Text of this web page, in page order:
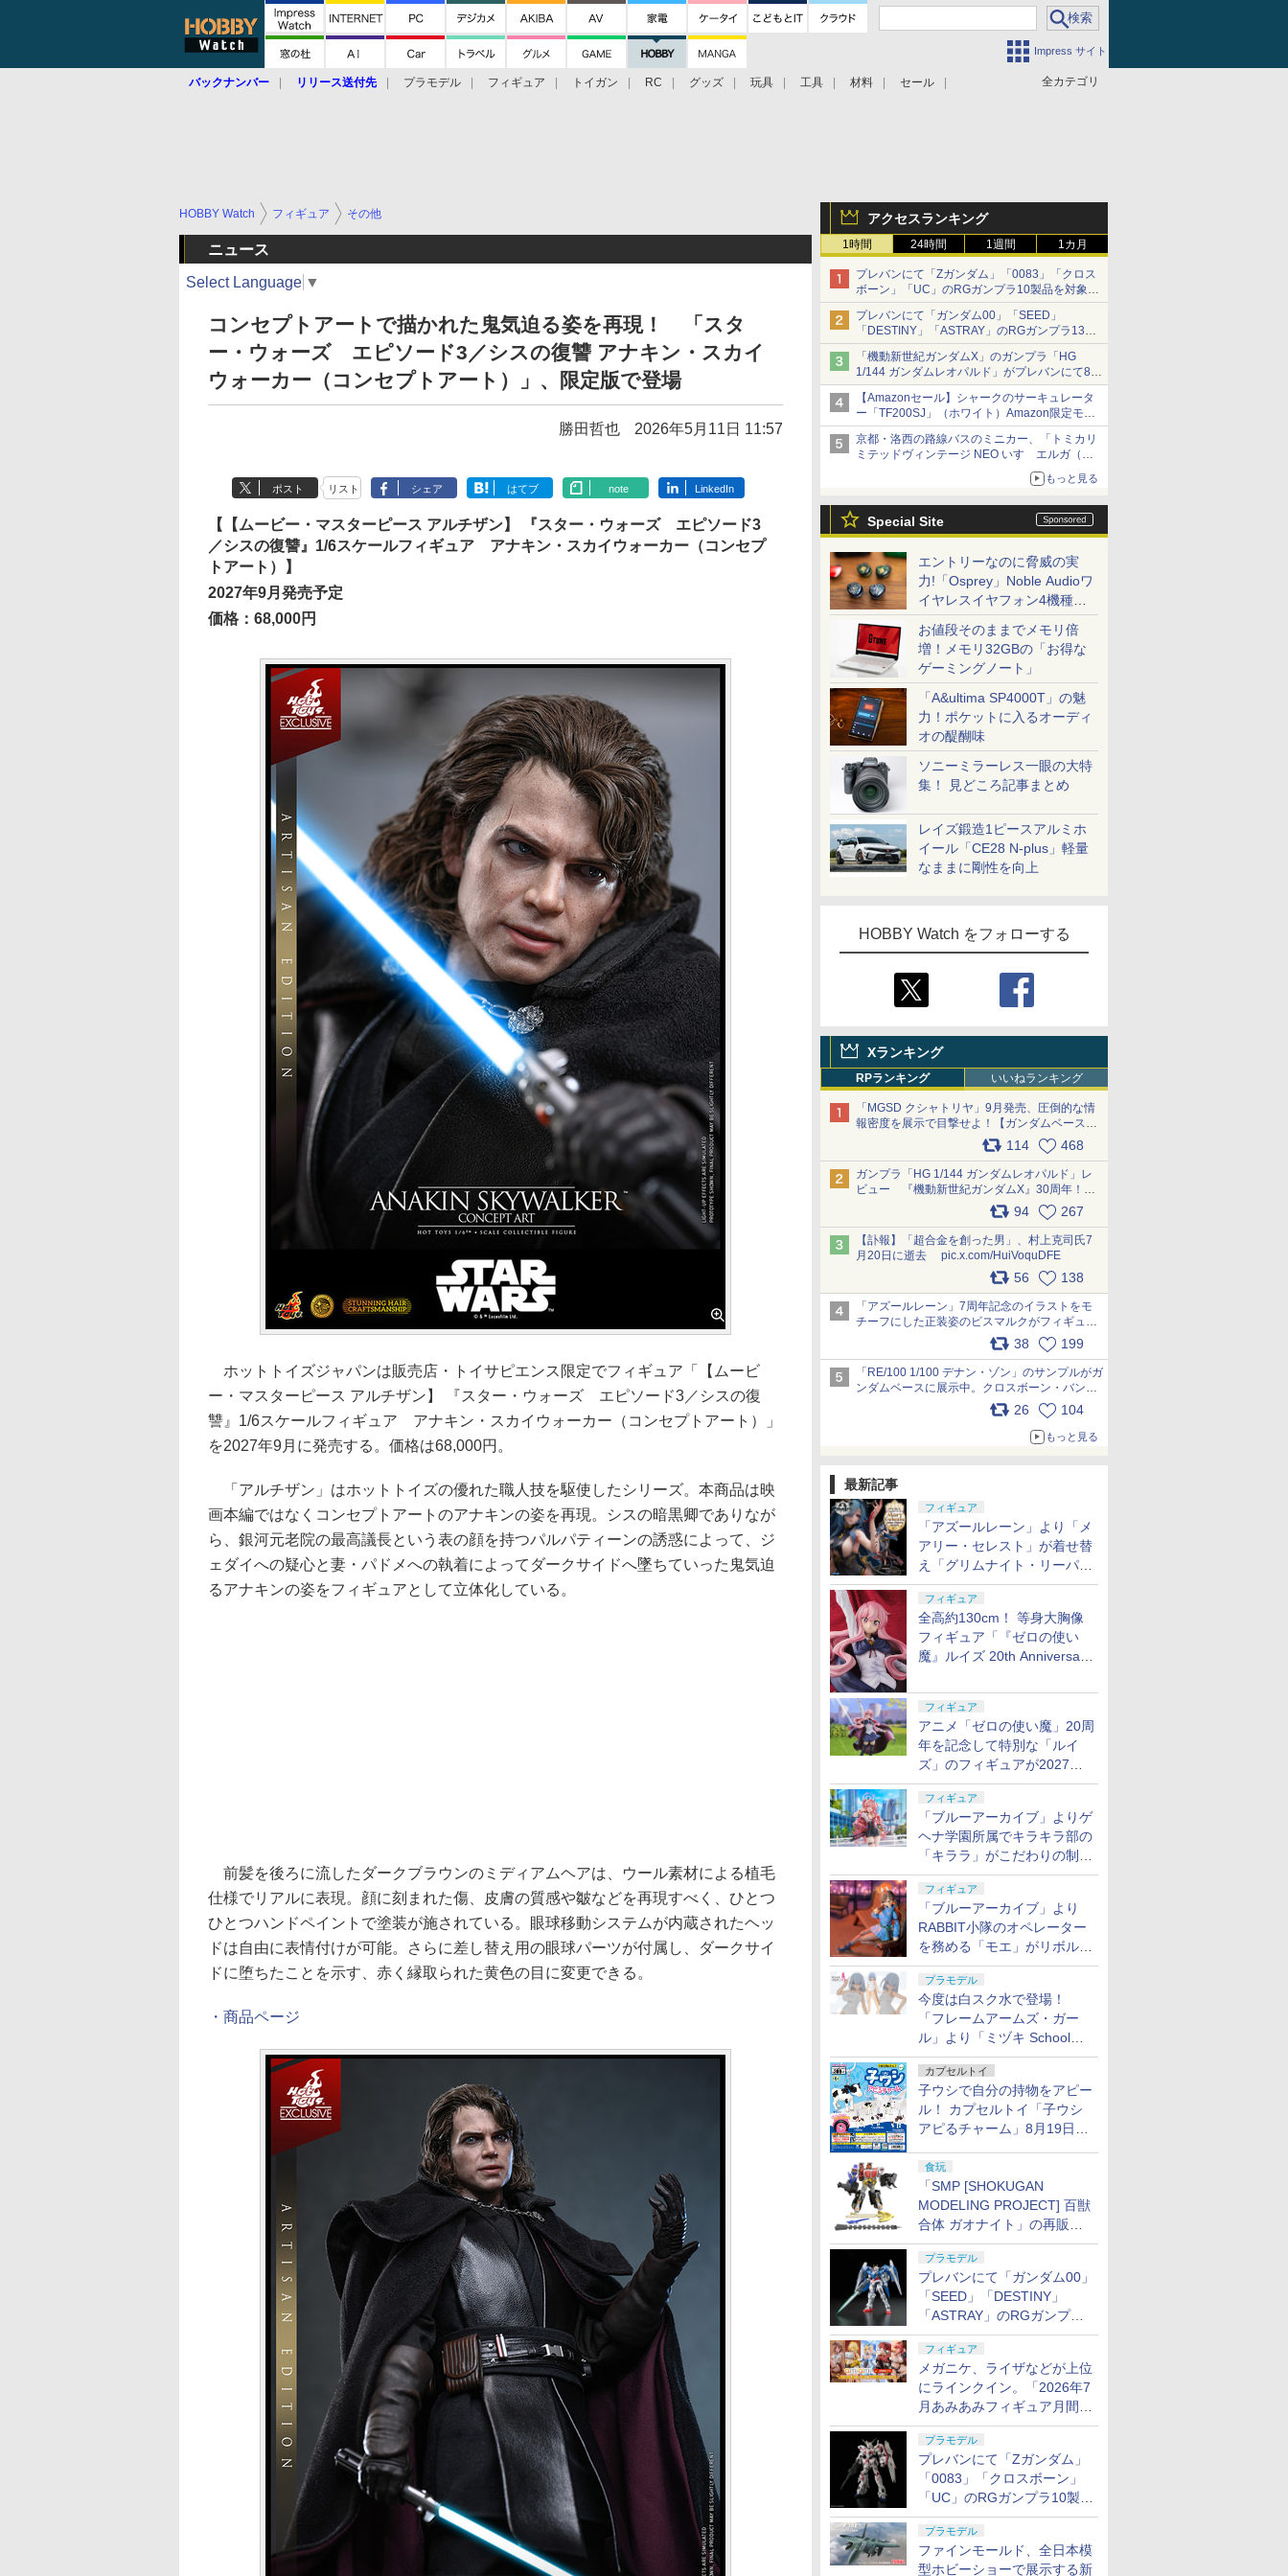
Impress サイト
全カテゴリ
バックナンバー リリース送付先 プラモデル フィギュア トイガン RC グッズ 玩具 工具 材料 セール
アクセスランキング
1時間 24時間 1週間 1カ月
プレバンにて「Zガンダム」「0083」「クロス
ボーン」「UC」のRGガンプラ10製品を対象に
した抽選販売が8月10日11時より実施！
プレバンにて「ガンダム00」「SEED」
「DESTINY」「ASTRAY」のRGガンプラ13製
品を対象にした抽選販売が8月17日11時より実
施！
「機動新世紀ガンダムX」のガンプラ「HG
1/144 ガンダムレオパルド」がプレバンにて8月
10日12時より抽選販売実施！
【Amazonセール】シャークのサーキュレータ
ー「TF200SJ」（ホワイト）Amazon限定モデ
ルがお買い得
京都・洛西の路線バスのミニカー、「トミカリ
ミテッドヴィンテージ NEO いすゞエルガ（ヤ
もっと見る
Special Site
エントリーなのに脅威の実
力!「Osprey」Noble Audioワ
イヤレスイヤフォン4機種を
一気に聴く
お値段そのままでメモリ倍
増！メモリ32GBの「お得な
ゲーミングノート」
「A&ultima SP4000T」の魅
力！ポケットに入るオーディ
オの醍醐味
ソニーミラーレス一眼の大特
集！ 見どころ記事まとめ
レイズ鍛造1ピースアルミホ
イール「CE28 N-plus」軽量
なままに剛性を向上
HOBBY Watch をフォローする
Xランキング
RPランキング いいねランキング
「MGSD クシャトリヤ」9月発売、圧倒的な情
報密度を展示で目撃せよ！【ガンダムベース撮
り下ろし】 pic.x.com/3rPjsfk7qZ
114 468
ガンプラ「HG 1/144 ガンダムレオパルド」レ
ビュー 『機動新世紀ガンダムX』30周年！イ
ンナーアームガトリングの変形機構まで再現し
最新フォーマットでキット化！
pic.x.com/nszPIDTpbg
94 267
【訃報】「超合金を創った男」、村上克司氏7
月20日に逝去 pic.x.com/HuiVoquDFE
56 138
「アズールレーン」7周年記念のイラストをモ
チーフにした正装姿のビスマルクがフィギュア
化。予約受付開始 威厳と気品が同居する特別
なビスマルクを1/7スケールで再現
pic.x.com/gJ9KRxhNek
38 199
「RE/100 1/100 デナン・ゾン」のサンプルがガ
ンダムベースに展示中。クロスボーン・バンガ
ードの制式量産機が間もなく発送【ガンダムベ
ース撮り下ろし】 pic.x.com/vnBRChJL6B
26 104
もっと見る
最新記事
フィギュア
「アズールレーン」より「メ
アリー・セレスト」が着せ替
え「グリムナイト・リーパ
ー」の姿で1/6スケールフィ
ギュア化
フィギュア
全高約130cm！ 等身大胸像
フィギュア「『ゼロの使い
魔』ルイズ 20th Anniversary
10日より予約開始
フィギュア
アニメ「ゼロの使い魔」20周
年を記念して特別な「ルイ
ズ」のフィギュアが2027年2
月発売！
フィギュア
「ブルーアーカイブ」よりゲ
ヘナ学園所属でキラキラ部の
「キララ」がこだわりの制服
姿で1/7スケールフィギュア
化！
フィギュア
「ブルーアーカイブ」より
RABBIT小隊のオペレーター
を務める「モエ」がリボルテ
ック化。8月17日より予約開
始
プラモデル
今度は白スク水で登場！
「フレームアームズ・ガー
ル」より「ミヅキ School
Swimsuits ホワイトVer.」
2027年3月発売
カプセルトイ
子ウシで自分の持物をアピー
ル！ カプセルトイ「子ウシ
アピるチャーム」8月19日発
食玩
「SMP [SHOKUGAN
MODELING PROJECT] 百獣
合体 ガオナイト」の再販分
がプレバンにて8月10日13時
より予約開始
プラモデル
プレバンにて「ガンダム00」
「SEED」「DESTINY」
「ASTRAY」のRGガンプラ
13製品を対象にした抽選販売
が8月17日11時より実施！
フィギュア
メガニケ、ライザなどが上位
にラインクイン。「2026年7
月あみあみフィギュア月間ラ
ンキング」が公開
プラモデル
プレバンにて「Zガンダム」
「0083」「クロスボーン」
「UC」のRGガンプラ10製品
を対象にした抽選販売が8月
10日11時より実施！
プラモデル
ファインモールド、全日本模
型ホビーショーで展示する新
HOBBY Watch フィギュア その他
ニュース
Select Language ▼
コンセプトアートで描かれた鬼気迫る姿を再現！ 「スタ
ー・ウォーズ エピソード3／シスの復讐 アナキン・スカイ
ウォーカー（コンセプトアート）」、限定版で登場
勝田哲也 2026年5月11日 11:57
ポスト リスト シェア はてブ note LinkedIn
【【ムービー・マスターピース アルチザン】 『スター・ウォーズ エピソード3
／シスの復讐』1/6スケールフィギュア アナキン・スカイウォーカー（コンセプ
トアート）】
2027年9月発売予定
価格：68,000円
ホットトイズジャパンは販売店・トイサピエンス限定でフィギュア「【ムービ
ー・マスターピース アルチザン】 『スター・ウォーズ エピソード3／シスの復
讐』1/6スケールフィギュア アナキン・スカイウォーカー（コンセプトアート）」
を2027年9月に発売する。価格は68,000円。
「アルチザン」はホットトイズの優れた職人技を駆使したシリーズ。本商品は映
画本編ではなくコンセプトアートのアナキンの姿を再現。シスの暗黒卿でありなが
ら、銀河元老院の最高議長という表の顔を持つパルパティーンの誘惑によって、ジ
ェダイへの疑心と妻・パドメへの執着によってダークサイドへ墜ちていった鬼気迫
るアナキンの姿をフィギュアとして立体化している。
前髪を後ろに流したダークブラウンのミディアムヘアは、ウール素材による植毛
仕様でリアルに表現。顔に刻まれた傷、皮膚の質感や皺などを再現すべく、ひとつ
ひとつハンドペイントで塗装が施されている。眼球移動システムが内蔵されたヘッ
ドは自由に表情付けが可能。さらに差し替え用の眼球パーツが付属し、ダークサイ
ドに堕ちたことを示す、赤く縁取られた黄色の目に変更できる。
・商品ページ